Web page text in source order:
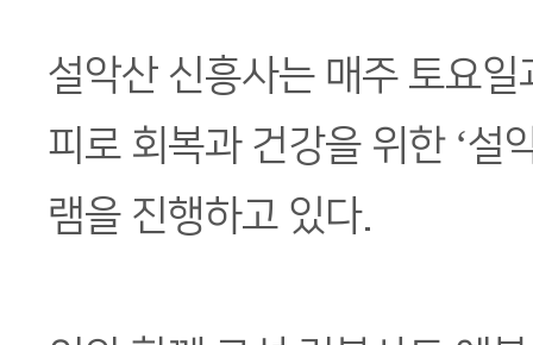
설악산 신흥사는 매주 토요
피로 회복과 건강을 위한 ‘설
램을 진행하고 있다.